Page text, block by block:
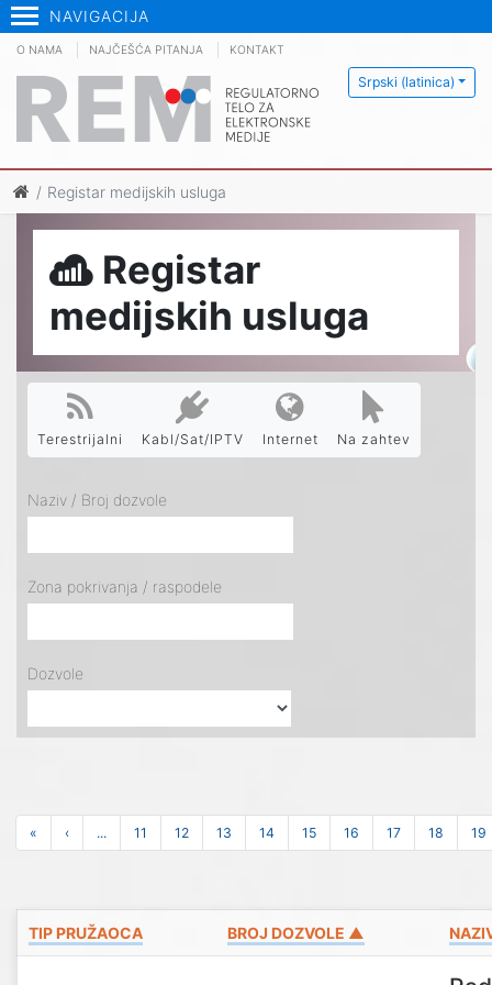
NAVIGACIJA
Srpski (latinica)
O NAMA NAJČEŠĆA PITANJA KONTAKT
Registar medijskih usluga
Registar
medijskih usluga
Terestrijalni Kabl/Sat/IPTV Internet Na zahtev
Naziv / Broj dozvole
Zona pokrivanja / raspodele
Dozvole
« ‹ ... 11 12 13 14 15 16 17 18 19
TIP PRUŽAOCA BROJ DOZVOLE ▲